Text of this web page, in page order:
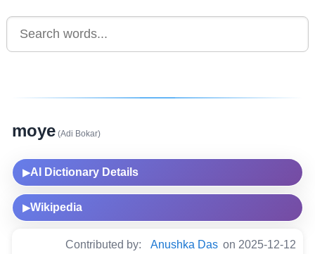
moye (Adi Bokar)
▶AI Dictionary Details
▶Wikipedia
Contributed by: Anushka Das on 2025-12-12